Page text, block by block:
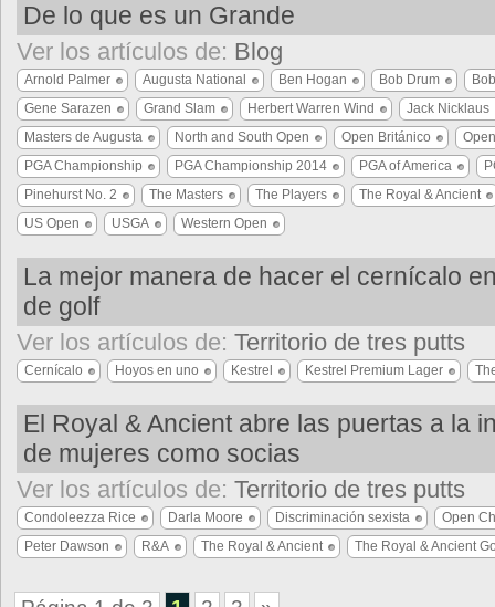
De lo que es un Grande
Ver los artículos de: Blog
Arnold Palmer Augusta National Ben Hogan Bob Drum
Gene Sarazen
Grand Slam Herbert Warren Wind
Jack Nicklaus
Masters de Augusta
North and South Open Open Británico
PGA Championship
PGA Championship 2014 PGA of America
Pinehurst No. 2
The Masters The Players
The Royal & Ancient
US Open
USGA Western Open
La mejor manera de hacer el cernícalo
de golf
Ver los artículos de: Territorio de tres putts
Cernícalo Hoyos en uno Kestrel Kestrel Premium Lager
El Royal & Ancient abre las puertas a la
de mujeres como socias
Ver los artículos de: Territorio de tres putts
Condoleezza Rice Darla Moore Discriminación sexista
Open
Peter Dawson
R&A The Royal & Ancient The Royal & Ancient